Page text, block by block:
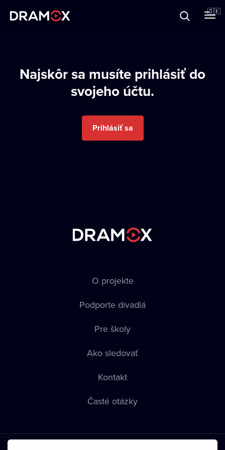
🇸🇰
Zaregistrujte sa
Najskôr sa musíte prihlásiť do
svojeho účtu.
Prihlásiť sa
O projekte
Podporte divadlá
Pre školy
Ako sledovať
Kontakt
Časté otázky